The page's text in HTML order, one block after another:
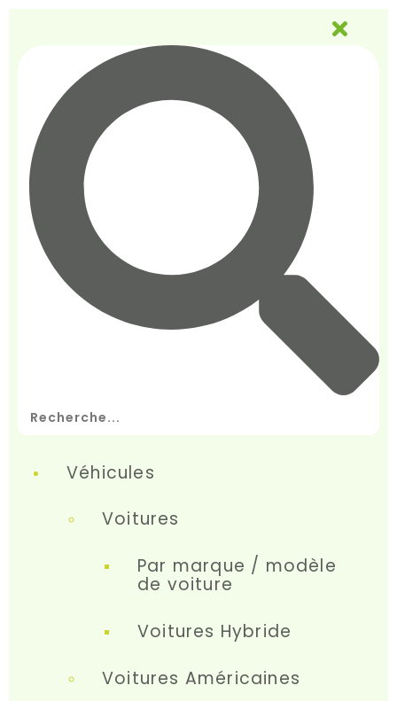
Véhicules
Voitures
Par marque / modèle
de voiture
Voitures Hybride
Voitures Américaines